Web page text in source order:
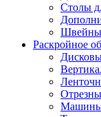
Столы
Раскройное
Машины